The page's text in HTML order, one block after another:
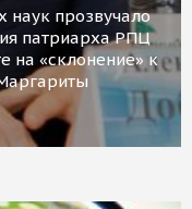
наук прозвучало
патриарха РПЦ
на «склонение» к